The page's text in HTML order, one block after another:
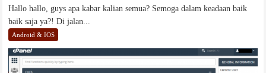
Hallo hallo, guys apa kabar kalian semua? Semoga dalam keadaan baik
baik saja ya?! Di jalan...
Android & IOS